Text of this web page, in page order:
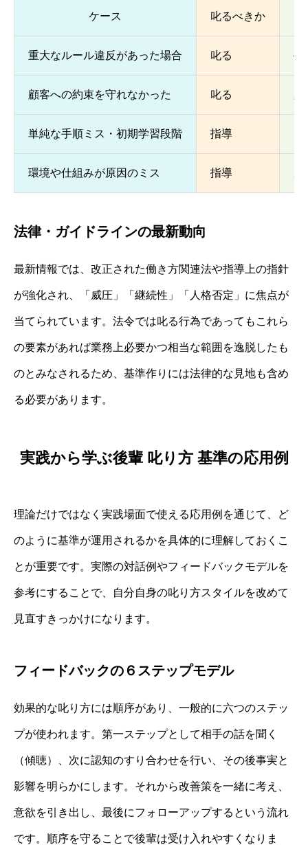
ケース 叱るべきか
重大なルール違反があった場合 叱る —
顧客への約束を守れなかった 叱る
単純な手順ミス・初期学習段階 指導
環境や仕組みが原因のミス 指導
法律・ガイドラインの最新動向
最新情報では、改正された働き方関連法や指導上の指針
が強化され、「威圧」「継続性」「人格否定」に焦点が
当てられています。法令では叱る行為であってもこれら
の要素があれば業務上必要かつ相当な範囲を逸脱したも
のとみなされるため、基準作りには法律的な見地も含め
る必要があります。
実践から学ぶ後輩 叱り方 基準の応用例
理論だけではなく実践場面で使える応用例を通じて、ど
のように基準が運用されるかを具体的に理解しておくこ
とが重要です。実際の対話例やフィードバックモデルを
参考にすることで、自分自身の叱り方スタイルを改めて
見直すきっかけになります。
フィードバックの６ステップモデル
効果的な叱り方には順序があり、一般的に六つのステッ
プが使われます。第一ステップとして相手の話を聞く
（傾聴）、次に認知のすり合わせを行い、その後事実と
影響を明らかにします。それから改善策を一緒に考え、
意欲を引き出し、最後にフォローアップするという流れ
です。順序を守ることで後輩は受け入れやすくなりま